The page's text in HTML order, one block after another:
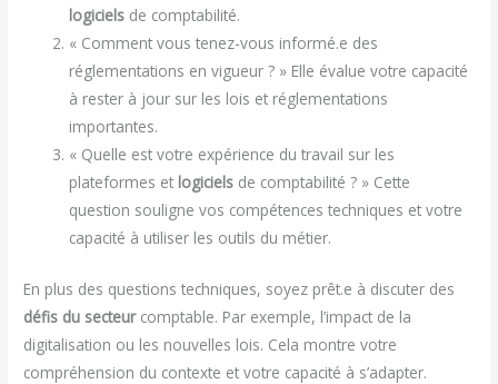
logiciels de comptabilité.
« Comment vous tenez-vous informé.e des
réglementations en vigueur ? » Elle évalue votre capacité
à rester à jour sur les lois et réglementations
importantes.
« Quelle est votre expérience du travail sur les
plateformes et logiciels de comptabilité ? » Cette
question souligne vos compétences techniques et votre
capacité à utiliser les outils du métier.
En plus des questions techniques, soyez prêt.e à discuter des
défis du secteurcomptable. Par exemple, l’impact de la
digitalisation ou les nouvelles lois. Cela montre votre
compréhension du contexte et votre capacité à s’adapter.